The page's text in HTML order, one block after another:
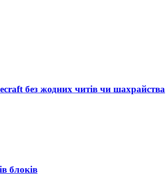
без жодних читів чи шахрайства
блоків